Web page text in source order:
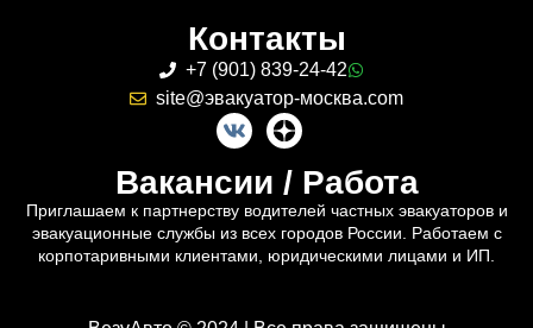
Контакты
+7 (901) 839-24-42
site@эвакуатор-москва.com
Вакансии / Работа
Приглашаем к партнерству водителей частных эвакуаторов и
эвакуационные службы из всех городов России. Работаем с
корпотаривными клиентами, юридическими лицами и ИП.